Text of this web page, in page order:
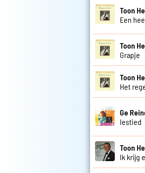
Toon
Een
Toon
Grapje
Toon
Het
Ge
Iestied
Toon
Ik krijg